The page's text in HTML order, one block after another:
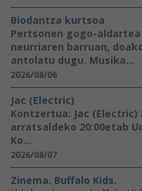
Biodantza kurtsoa
Pertsonen gogo-
neurriaren barruan,
antolatu dugu. Musika...
2026/08/06
Jac (Electric)
Kontzertua: Jac
arratsaldeko 20:00etab
Ko...
2026/08/07
Zinema. Buffalo Kids.